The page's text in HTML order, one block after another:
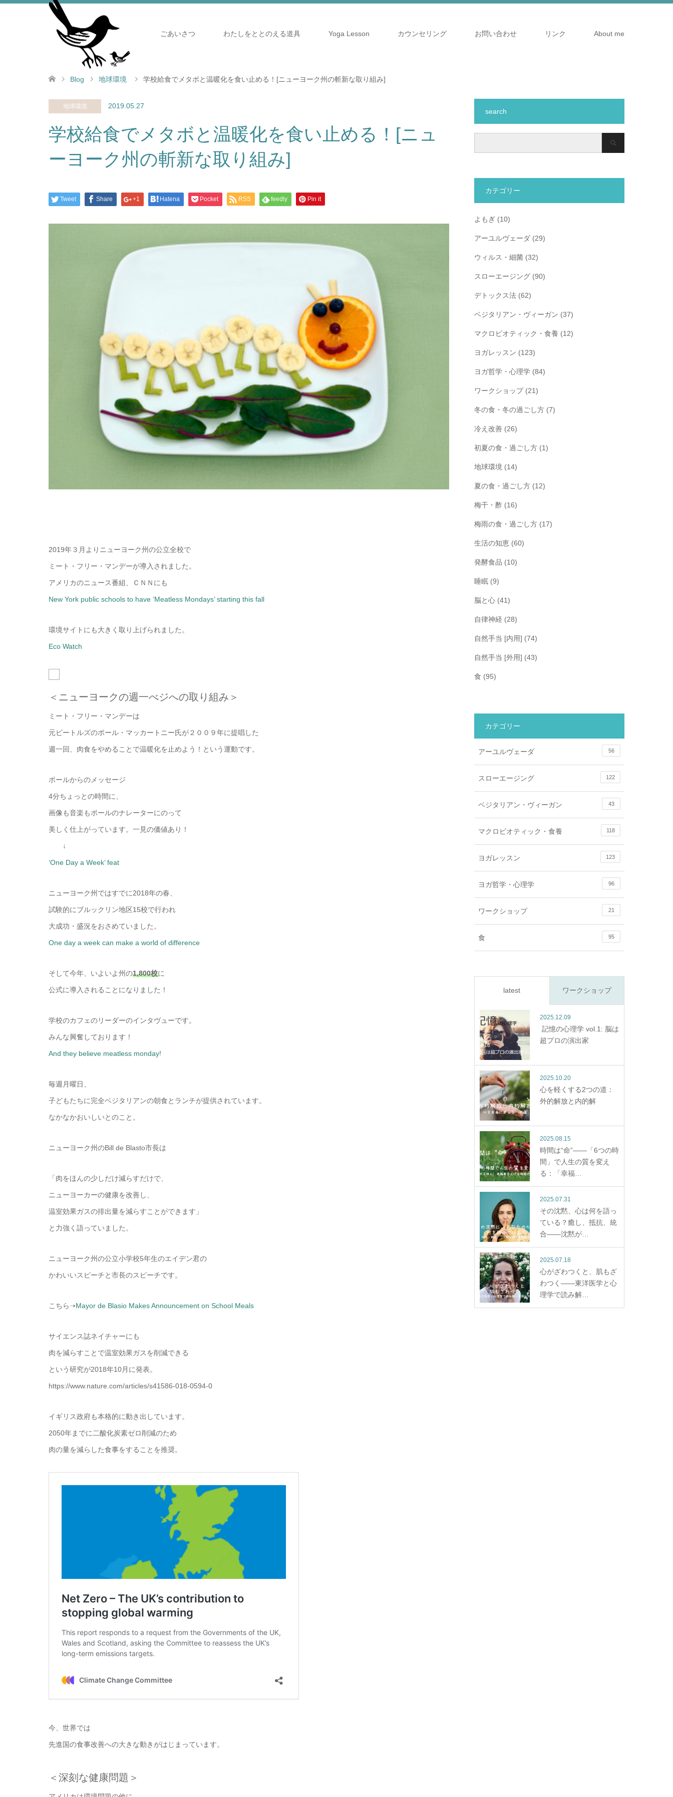
ごあいさつ わたしをととのえる道具 Yoga Lesson カウンセリング お問い合わせ リンク About me
Blog 地球環境 学校給食でメタボと温暖化を食い止める！[ニューヨーク州の斬新な取り組み]
地球環境 2019.05.27
学校給食でメタボと温暖化を食い止める！[ニュ
ーヨーク州の斬新な取り組み]
Tweet Share +1 Hatena Pocket RSS feedly Pin it
2019年３月よりニューヨーク州の公立全校で
ミート・フリー・マンデーが導入されました。
アメリカのニュース番組、ＣＮＮにも
New York public schools to have ‘Meatless Mondays’ starting this fall
環境サイトにも大きく取り上げられました。
Eco Watch
＜ニューヨークの週一べジへの取り組み＞
ミート・フリー・マンデーは
元ビートルズのポール・マッカートニー氏が２００９年に提唱した
週一回、肉食をやめることで温暖化を止めよう！という運動です。
ポールからのメッセージ
4分ちょっとの時間に、
画像も音楽もポールのナレーターにのって
美しく仕上がっています。一見の価値あり！
↓
‘One Day a Week’ feat
ニューヨーク州ではすでに2018年の春、
試験的にブルックリン地区15校で行われ
大成功・盛況をおさめていました。
One day a week can make a world of difference
そして今年、いよいよ州の1,800校に
公式に導入されることになりました！
学校のカフェのリーダーのインタヴューです。
みんな興奮しております！
And they believe meatless monday!
毎週月曜日、
子どもたちに完全ベジタリアンの朝食とランチが提供されています。
なかなかおいしいとのこと。
ニューヨーク州のBill de Blasto市長は
「肉をほんの少しだけ減らすだけで、
ニューヨーカーの健康を改善し、
温室効果ガスの排出量を減らすことができます」
と力強く語っていました。
ニューヨーク州の公立小学校5年生のエイデン君の
かわいいスピーチと市長のスピーチです。
こちら➝Mayor de Blasio Makes Announcement on School Meals
サイエンス誌ネイチャーにも
肉を減らすことで温室効果ガスを削減できる
という研究が2018年10月に発表。
https://www.nature.com/articles/s41586-018-0594-0
イギリス政府も本格的に動き出しています。
2050年までに二酸化炭素ゼロ削減のため
肉の量を減らした食事をすることを推奨。
今、世界では
先進国の食事改善への大きな動きがはじまっています。
＜深刻な健康問題＞
search
カテゴリー
よもぎ (10)
アーユルヴェーダ (29)
ウィルス・細菌 (32)
スローエージング (90)
デトックス法 (62)
ベジタリアン・ヴィーガン (37)
マクロビオティック・食養 (12)
ヨガレッスン (123)
ヨガ哲学・心理学 (84)
ワークショップ(21)
冬の食・冬の過ごし方 (7)
冷え改善 (26)
初夏の食・過ごし方 (1)
地球環境 (14)
夏の食・過ごし方 (12)
梅干・酢 (16)
梅雨の食・過ごし方 (17)
生活の知恵 (60)
発酵食品 (10)
睡眠 (9)
脳と心 (41)
自律神経 (28)
自然手当 [内用] (74)
自然手当 [外用] (43)
食 (95)
カテゴリー
アーユルヴェーダ 56
スローエージング 122
ベジタリアン・ヴィーガン 43
マクロビオティック・食養 118
ヨガレッスン 123
ヨガ哲学・心理学 96
ワークショップ 21
食 95
latest ワークショップ
2025.12.09
記憶の心理学 vol.1: 脳は
超プロの演出家
2025.10.20
心を軽くする2つの道：
外的解放と内的解
2025.08.15
時間は“命”——「6つの時
間」で人生の質を変え
る：「幸福…
2025.07.31
その沈黙、心は何を語っ
ている？癒し、抵抗、統
合——沈黙が…
2025.07.18
心がざわつくと、肌もざ
わつく——東洋医学と心
理学で読み解…